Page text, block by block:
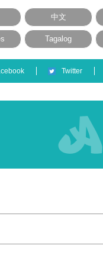
中文
Tagalog
Twitter